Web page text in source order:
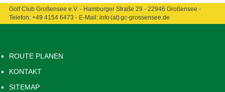
Golf Club Großensee e.V. - Hamburger Straße 29 - 22946 Großensee -
Telefon: +49 4154 6473 - E-Mail: info (at) gc-grossensee.de
ROUTE PLANEN
KONTAKT
SITEMAP